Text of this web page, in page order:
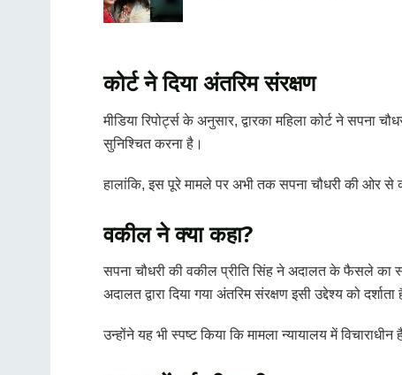
कोर्ट ने दिया अंतरिम संरक्षण
मीडिया रिपोर्ट्स के अनुसार, द्वारका महिला कोर्ट ने सपना
सुनिश्चित करना है।
हालांकि, इस पूरे मामले पर अभी तक सपना चौधरी की ओर से
वकील ने क्या कहा?
सपना चौधरी की वकील प्रीति सिंह ने अदालत के फैसले का
अदालत द्वारा दिया गया अंतरिम संरक्षण इसी उद्देश्य को दर्शाता
उन्होंने यह भी स्पष्ट किया कि मामला न्यायालय में